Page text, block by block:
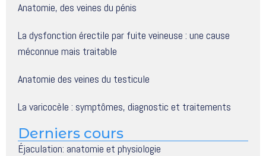
Anatomie, des veines du pénis
La dysfonction érectile par fuite veineuse : une cause
méconnue mais traitable
Anatomie des veines du testicule
La varicocèle : symptômes, diagnostic et traitements
Derniers cours
Éjaculation: anatomie et physiologie